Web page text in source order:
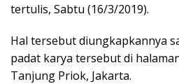
tertulis, Sabtu (16/3/2019).
Hal tersebut diungkapkannya
padat karya tersebut di
Tanjung Priok, Jakarta.